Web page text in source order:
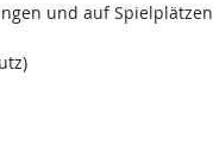
und auf Spielplätzen